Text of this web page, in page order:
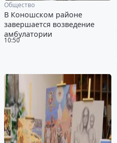
10:50
Общество
В Коношском районе
завершается возведение
амбулатории